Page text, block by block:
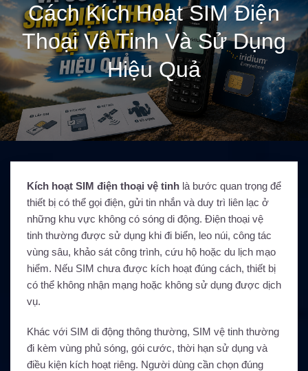
Cách Kích Hoạt SIM Điện
Thoại Vệ Tinh Và Sử Dụng
Hiệu Quả
Kích hoạt SIM điện thoại vệ tinh là bước quan trọng để
thiết bị có thể gọi điện, gửi tin nhắn và duy trì liên lạc ở
những khu vực không có sóng di động. Điện thoại vệ
tinh thường được sử dụng khi đi biển, leo núi, công tác
vùng sâu, khảo sát công trình, cứu hộ hoặc du lịch mạo
hiểm. Nếu SIM chưa được kích hoạt đúng cách, thiết bị
có thể không nhận mạng hoặc không sử dụng được dịch
vụ.
Khác với SIM di động thông thường, SIM vệ tinh thường
đi kèm vùng phủ sóng, gói cước, thời hạn sử dụng và
điều kiện kích hoạt riêng. Người dùng cần chọn đúng